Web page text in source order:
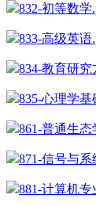
832-初等数学
833-高级英语
834-教育研究
835-心理学基
861-普通生态
871-信号与系
881-计算机专